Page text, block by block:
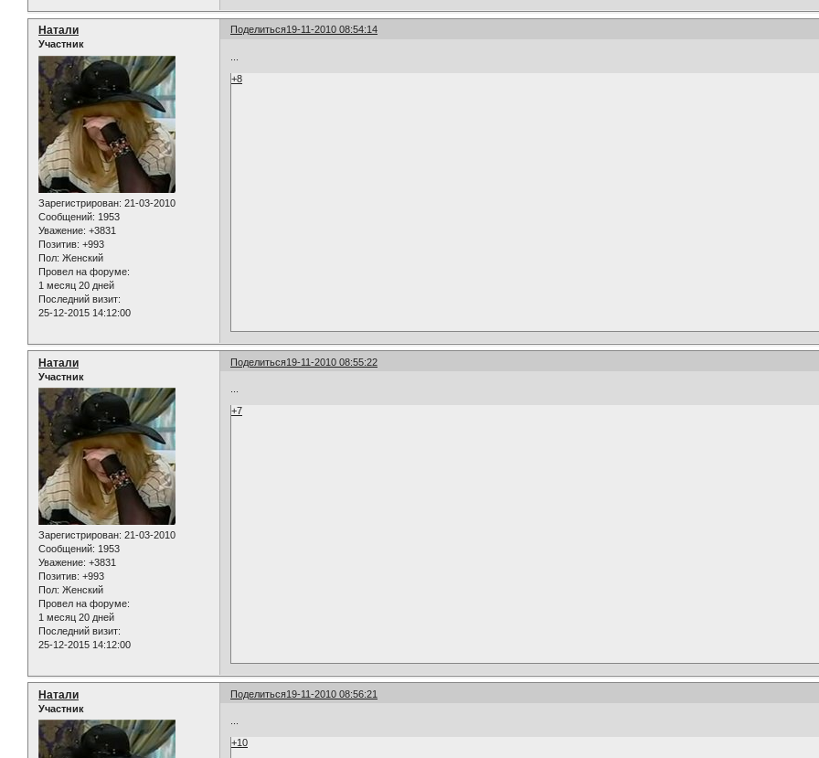
Поделиться19-11-2010 08:54:14
Натали
Участник
Зарегистрирован: 21-03-2010
Сообщений: 1953
Уважение: +3831
Позитив: +993
Пол: Женский
Провел на форуме:
1 месяц 20 дней
Последний визит:
25-12-2015 14:12:00
+8
Поделиться19-11-2010 08:55:22
Натали
Участник
Зарегистрирован: 21-03-2010
Сообщений: 1953
Уважение: +3831
Позитив: +993
Пол: Женский
Провел на форуме:
1 месяц 20 дней
Последний визит:
25-12-2015 14:12:00
+7
Поделиться19-11-2010 08:56:21
Натали
Участник
...
+10